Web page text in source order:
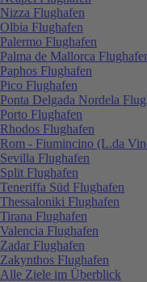
Nizza Flughafen
Olbia Flughafen
Palermo Flughafen
Palma de Mallorca
Paphos Flughafen
Pico Flughafen
Ponta Delgada Nordela
Porto Flughafen
Rhodos Flughafen
Rom - Fiumincino (L.da
Sevilla Flughafen
Split Flughafen
Teneriffa Süd Flughafen
Thessaloniki Flughafen
Tirana Flughafen
Valencia Flughafen
Zadar Flughafen
Zakynthos Flughafen
Alle Ziele im Überblick